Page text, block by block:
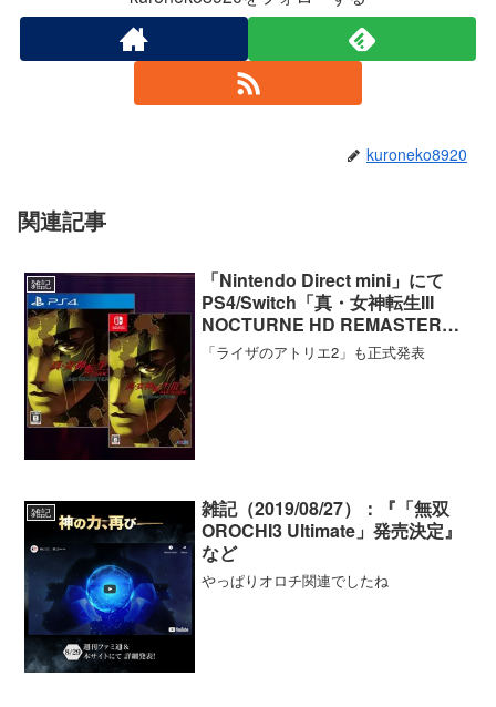
kuroneko8920
関連記事
雑記
「Nintendo Direct mini」にて
PS4/Switch「真・女神転生III
NOCTURNE HD REMASTER」
などが発表
「ライザのアトリエ2」も正式発表
雑記
雑記（2019/08/27）：『「無双
OROCHI3 Ultimate」発売決定』
など
やっぱりオロチ関連でしたね